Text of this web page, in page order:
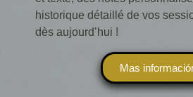
historique détaillé de vos
dès aujourd’hui !
Mas